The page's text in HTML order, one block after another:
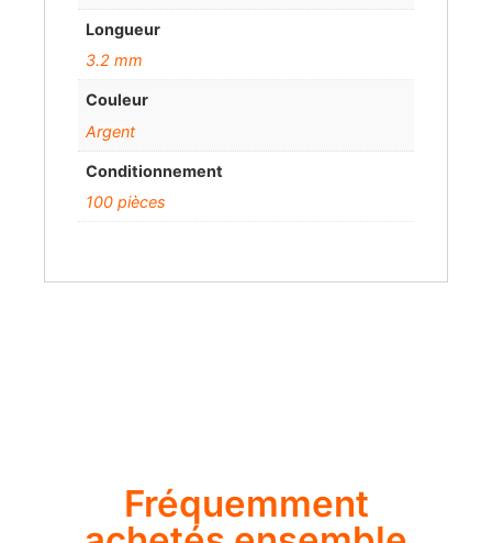
Longueur
3.2 mm
Couleur
Argent
Conditionnement
100 pièces
Fréquemment